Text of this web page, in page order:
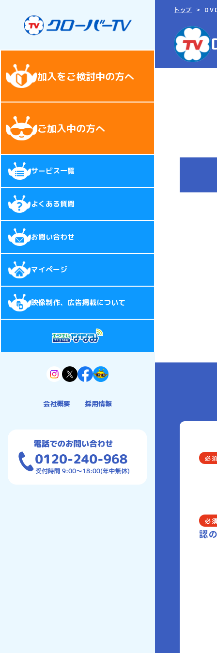
加入をご検討中の方へ
ご加入中の方へ
サービス一覧
よくある質問
お問い合わせ
マイページ
映像制作、広告掲載について
会社概要 採用情報
トップ
必
必
認